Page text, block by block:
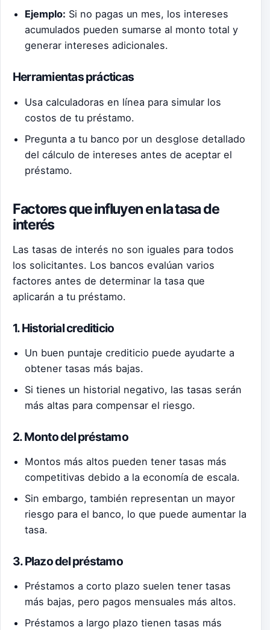
Ejemplo: Si no pagas un mes, los intereses
acumulados pueden sumarse al monto total y
generar intereses adicionales.
Herramientas prácticas
Usa calculadoras en línea para simular los
costos de tu préstamo.
Pregunta a tu banco por un desglose detallado
del cálculo de intereses antes de aceptar el
préstamo.
Factores que influyen en la tasa de
interés
Las tasas de interés no son iguales para todos
los solicitantes. Los bancos evalúan varios
factores antes de determinar la tasa que
aplicarán a tu préstamo.
1. Historial crediticio
Un buen puntaje crediticio puede ayudarte a
obtener tasas más bajas.
Si tienes un historial negativo, las tasas serán
más altas para compensar el riesgo.
2. Monto del préstamo
Montos más altos pueden tener tasas más
competitivas debido a la economía de escala.
Sin embargo, también representan un mayor
riesgo para el banco, lo que puede aumentar la
tasa.
3. Plazo del préstamo
Préstamos a corto plazo suelen tener tasas
más bajas, pero pagos mensuales más altos.
Préstamos a largo plazo tienen tasas más